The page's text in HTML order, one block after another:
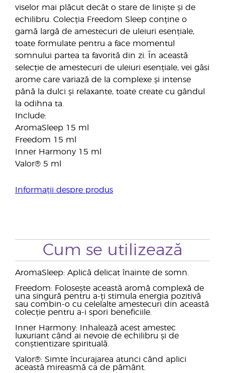
viselor mai plăcut decât o stare de liniște și de
echilibru. Colecția Freedom Sleep conține o
gamă largă de amestecuri de uleiuri esențiale,
toate formulate pentru a face momentul
somnului partea ta favorită din zi. În această
selecție de amestecuri de uleiuri esențiale, vei găsi
arome care variază de la complexe și intense
până la dulci și relaxante, toate create cu gândul
la odihna ta.
Include:
AromaSleep 15 ml
Freedom 15 ml
Inner Harmony 15 ml
Valor® 5 ml
Informații despre produs
Cum se utilizează
AromaSleep: Aplică delicat înainte de somn.
Freedom: Folosește această aromă complexă de
una singură pentru a-ți stimula energia pozitivă
sau combin-o cu celelalte amestecuri din această
colecție pentru a-i spori beneficiile.
Inner Harmony: Inhalează acest amestec
luxuriant când ai nevoie de echilibru și de
conștientizare spirituală.
Valor®: Simte încurajarea atunci când aplici
această mireasmă ca de pământ.